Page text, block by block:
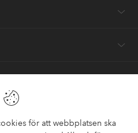
för att webbplatsen ska